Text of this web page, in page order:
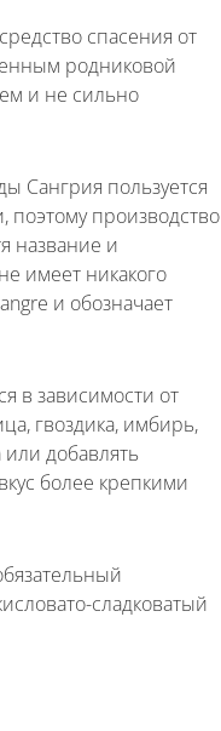
спасения от
родниковой
и не сильно
Сангрия пользуется
поэтому производство
название и
имеет никакого
и обозначает
в зависимости от
гвоздика, имбирь,
добавлять
более крепкими
сладковатый